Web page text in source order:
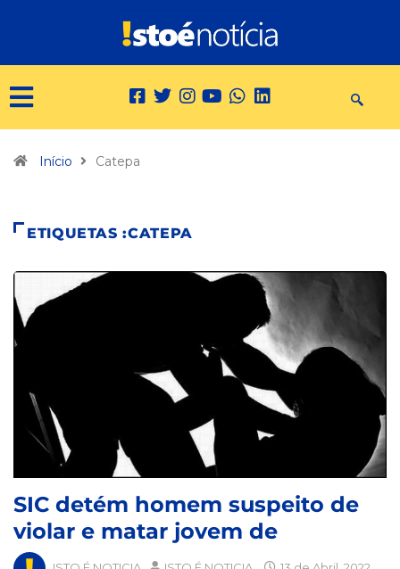
Início Catepa
ETIQUETAS :CATEPA
SIC detém homem suspeito de
violar e matar jovem de